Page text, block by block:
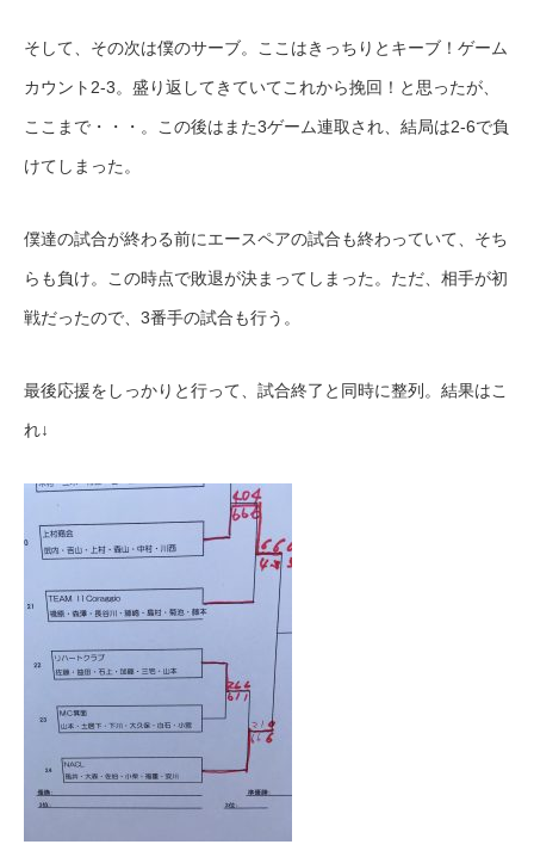
そして、その次は僕のサーブ。ここはきっちりとキーブ！ゲーム
カウント2-3。盛り返してきていてこれから挽回！と思ったが、
ここまで・・・。この後はまた3ゲーム連取され、結局は2-6で負
けてしまった。
僕達の試合が終わる前にエースペアの試合も終わっていて、そち
らも負け。この時点で敗退が決まってしまった。ただ、相手が初
戦だったので、3番手の試合も行う。
最後応援をしっかりと行って、試合終了と同時に整列。結果はこ
れ↓